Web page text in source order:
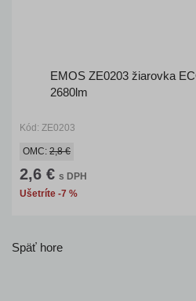
EMOS ZE0203 žiarovka
2680lm
Kód: ZE0203
OMC: 2,8 €
2,6 € s DPH
Ušetríte -7 %
Späť hore